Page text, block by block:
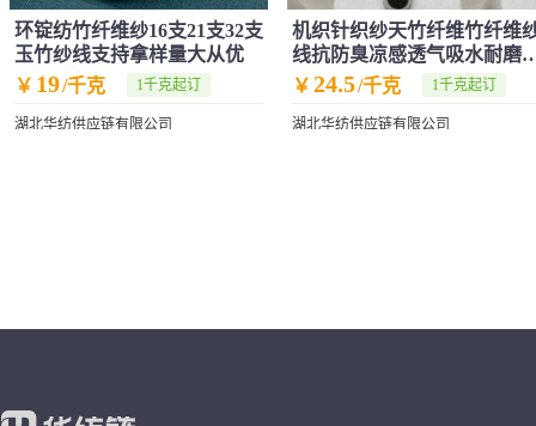
环锭纺竹纤维纱16支21支32支
玉竹纱线支持拿样量大从优
￥ 19/千克 1千克起订
湖北华纺供应链有限公司
机织针织纱天竹纤维竹纤维
线抗防臭凉感透气吸水耐磨
纤维
￥ 24.5/千克 1千克起订
湖北华纺供应链有限公司